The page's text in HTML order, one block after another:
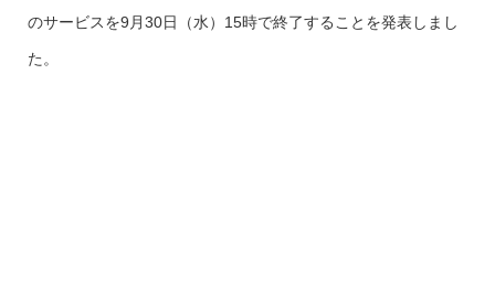
のサービスを9月30日（水）15時で終了することを発表しまし
た。